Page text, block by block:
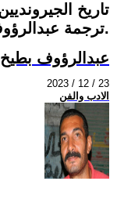
ترجمة عبدالرؤوف بطيخ.مصر.
عبدالرؤوف بطيخ
2023 / 12 / 23
الادب والفن